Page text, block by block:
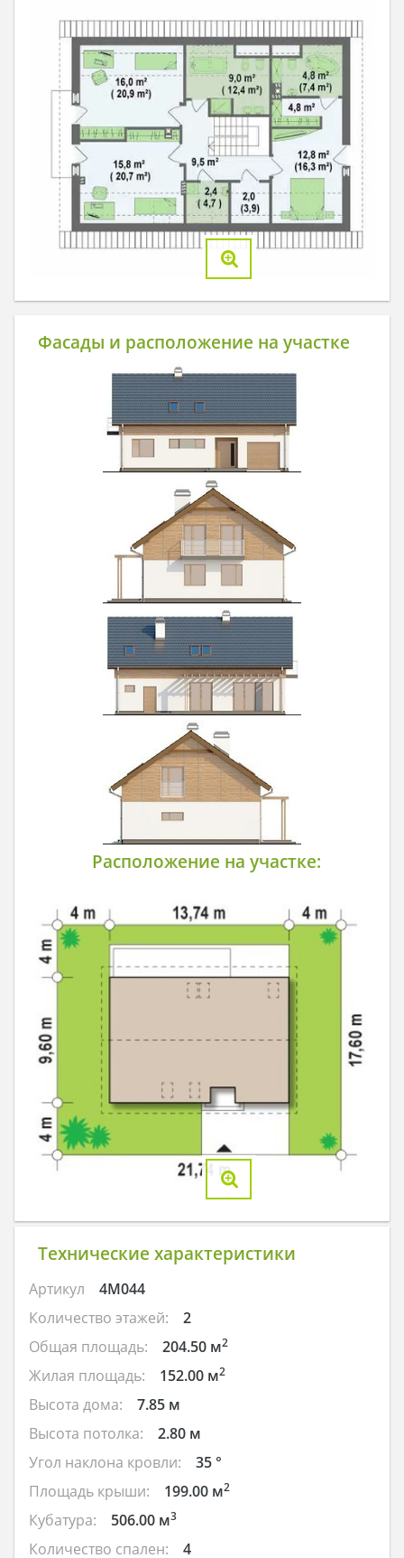
Фасады и расположение на участке
Расположение на участке:
Технические характеристики
Артикул
4M044
Количество этажей:
2
Общая площадь:
204.50 м2
Жилая площадь: 152.00 м2
Высота дома:
7.85 м
Высота потолка:
2.80 м
Угол наклона кровли:
35 °
Площадь крыши:
199.00 м2
Кубатура: 506.00 м3
Количество спален: 4